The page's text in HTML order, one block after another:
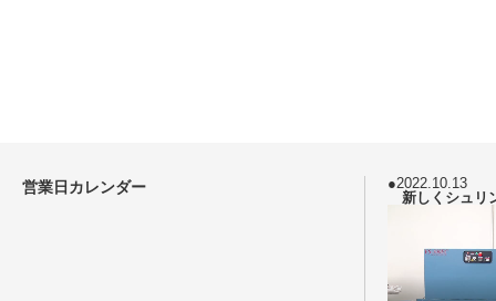
営業日カレンダー
●2022.10.13
新しくシュリ